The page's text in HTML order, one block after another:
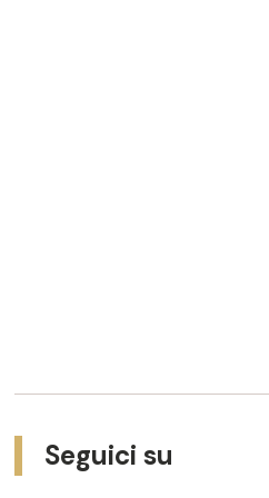
Seguici su